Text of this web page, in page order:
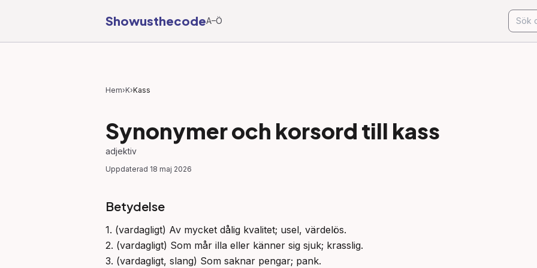
ShowusthecodeA–Ö
Hem›K›Kass
Synonymer och korsord till kass
adjektiv
Uppdaterad 18 maj 2026
Betydelse
1. (vardagligt) Av mycket dålig kvalitet; usel, värdelös.
2. (vardagligt) Som mår illa eller känner sig sjuk; krasslig.
3. (vardagligt, slang) Som saknar pengar; pank.